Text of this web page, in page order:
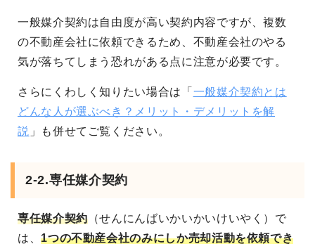
一般媒介契約は自由度が高い契約内容ですが、複数
の不動産会社に依頼できるため、不動産会社のやる
気が落ちてしまう恐れがある点に注意が必要です。
さらにくわしく知りたい場合は「 一般媒介契約とは
どんな人が選ぶべき？メリット・デメリットを解
説 」も併せてご覧ください。
2-2.専任媒介契約
専任媒介契約（せんにんばいかいかいけいやく）で
は、1つの不動産会社のみにしか売却活動を依頼でき